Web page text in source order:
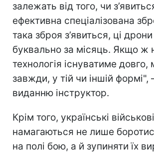
залежать від того, чи
ефективна спеціалізована
така зброя з’явиться, ці
буквально за місяць. Якщо ж
технологія існуватиме
завжди, у тій чи іншій формі",
виданню інструктор.
Крім того, українські військові
намагаються не лише
на полі бою, а й зупиняти їх